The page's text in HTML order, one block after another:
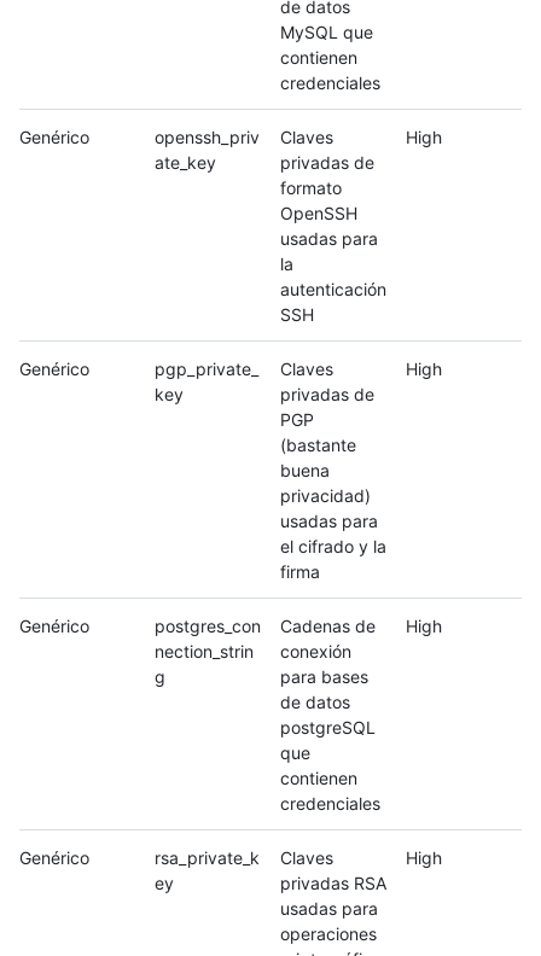
de datos
MySQL que
contienen
credenciales
Genérico
openssh_priv
ate_key
Claves
privadas de
formato
OpenSSH
usadas para
la
autenticación
SSH
High
Genérico
pgp_private_
key
Claves
privadas de
PGP
(bastante
buena
privacidad)
usadas para
el cifrado y la
firma
High
Genérico
postgres_con
nection_strin
g
Cadenas de
conexión
para bases
de datos
postgreSQL
que
contienen
credenciales
High
Genérico
rsa_private_k
ey
Claves
privadas RSA
usadas para
operaciones
High